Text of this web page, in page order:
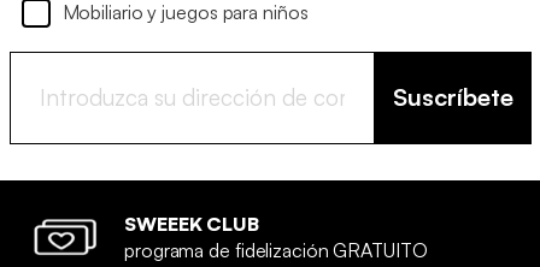
Mobiliario y juegos para niños
Suscríbete
SWEEEK CLUB
programa de fidelización GRATUITO